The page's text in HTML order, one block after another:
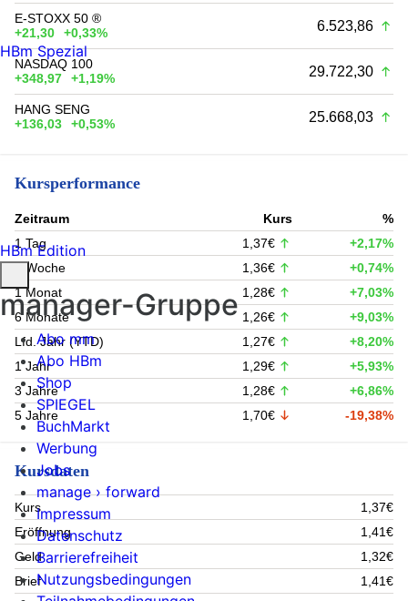
E-STOXX 50 ®
+21,30
+0,33% 6.523,86
NASDAQ 100
+348,97
+1,19% 29.722,30
HANG SENG
+136,03
+0,53% 25.668,03
Kursperformance
Zeitraum Kurs
%
1 Tag
1,37€
+2,17%
1 Woche
1,36€
+0,74%
1 Monat
1,28€
+7,03%
6 Monate
1,26€
+9,03%
Lfd. Jahr (YTD)
1,27€
+8,20%
1 Jahr
1,29€
+5,93%
3 Jahre
1,28€
+6,86%
5 Jahre
1,70€ -19,38%
Kursdaten
Kurs
1,37€
Eröffnung
1,41€
Geld
1,32€
Brief
1,41€
HBm Spezial
HBm Edition
manager-Gruppe
Abo mm
Abo HBm
Shop
SPIEGEL
BuchMarkt
Werbung
Jobs
manage › forward
Impressum
Datenschutz
Barrierefreiheit
Nutzungsbedingungen